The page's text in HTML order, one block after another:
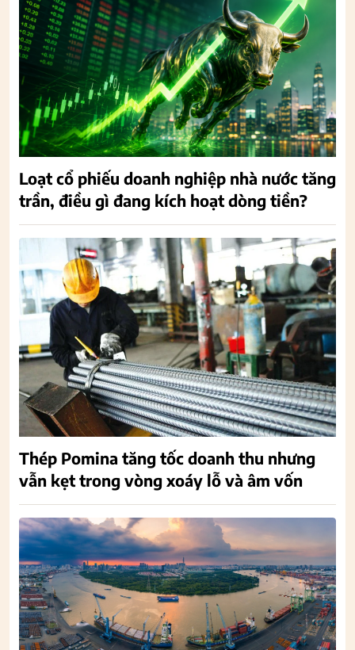
Loạt cổ phiếu doanh nghiệp nhà nước tăng
trần, điều gì đang kích hoạt dòng tiền?
Thép Pomina tăng tốc doanh thu nhưng
vẫn kẹt trong vòng xoáy lỗ và âm vốn